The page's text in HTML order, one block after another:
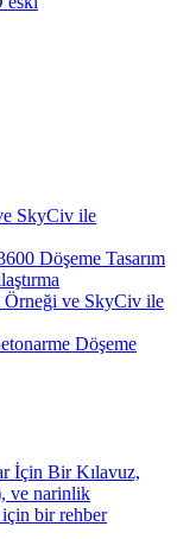
SkyCiv ile
Döşeme Tasarım
Örneği ve SkyCiv ile
Döşeme
İçin Bir Kılavuz,
ve narinlik
bir rehber